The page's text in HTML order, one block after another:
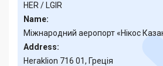
HER / LGIR
Name:
Міжнародний аеропорт «Нікос
Address:
Heraklion 716 01, Греція